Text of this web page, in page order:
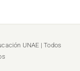
UNAE | Todos